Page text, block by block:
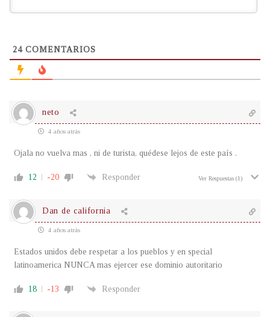
24COMENTARIOS
neto
4 años atrás
Ojala no vuelva mas , ni de turista, quédese lejos de este país .
12 -20 Responder Ver Respuestas (1)
Dan de california
4 años atrás
Estados unidos debe respetar a los pueblos y en special
latinoamerica NUNCA mas ejercer ese dominio autoritario
18 -13 Responder